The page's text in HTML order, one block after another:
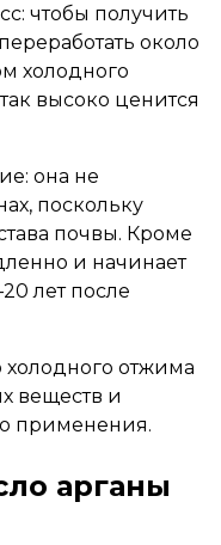
чтобы получить
около
холодного
высоко ценится
она не
поскольку
почвы. Кроме
и начинает
лет после
холодного отжима
веществ и
применения.
арганы